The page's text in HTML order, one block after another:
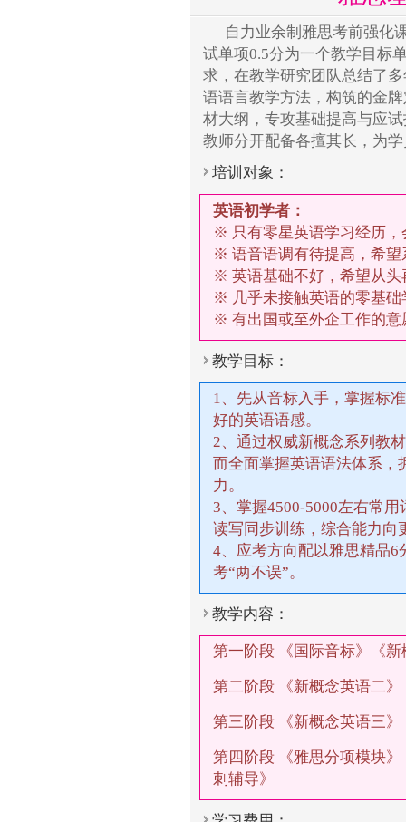
自力业余制雅思考前强化
试单项0.5分为一个教学目标
求，在教学研究团队总结了
语语言教学方法，构筑的金
材大纲，专攻基础提高与应
教师分开配备各擅其长，为
培训对象：
英语初学者：
※ 只有零星英语学习经历，
※ 语音语调有待提高，希望
※ 英语基础不好，希望从头
※ 几乎未接触英语的零基础
※ 有出国或至外企工作的
教学目标：
1、先从音标入手，掌握标
好的英语语感。
2、通过权威新概念系列教
而全面掌握英语语法体系，
力。
3、掌握4500-5000左右常
读写同步训练，综合能力向
4、应考方向配以雅思精品
考“两不误”。
教学内容：
第一阶段 《国际音标》《
第二阶段 《新概念英语二
第三阶段 《新概念英语三
第四阶段 《雅思分项模块
刺辅导》